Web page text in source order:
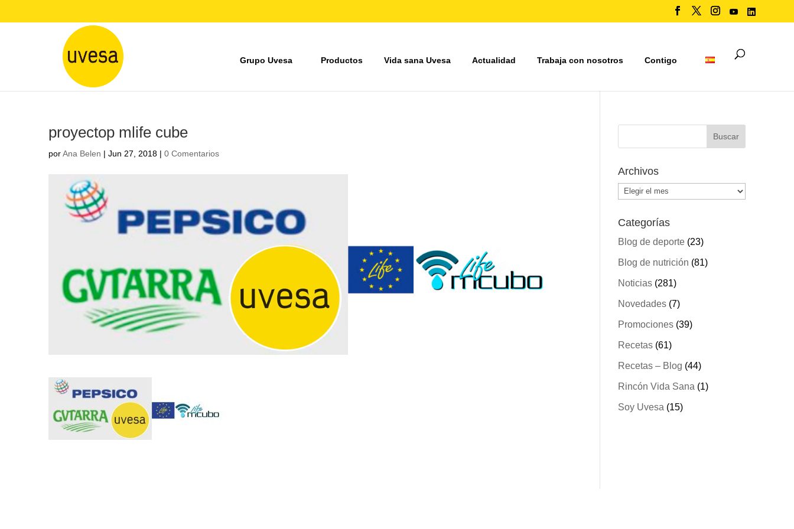
Grupo Uvesa Productos Vida sana Uvesa Actualidad Trabaja con nosotros Contigo
proyectop mlife cube
porAna Belen | Jun 27, 2018 | 0 Comentarios
Archivos
Archivos
Categorías
Blog de deporte(23)
Blog de nutrición (81)
Noticias(281)
Novedades(7)
Promociones(39)
Recetas(61)
Recetas – Blog (44)
Rincón Vida Sana (1)
Soy Uvesa (15)